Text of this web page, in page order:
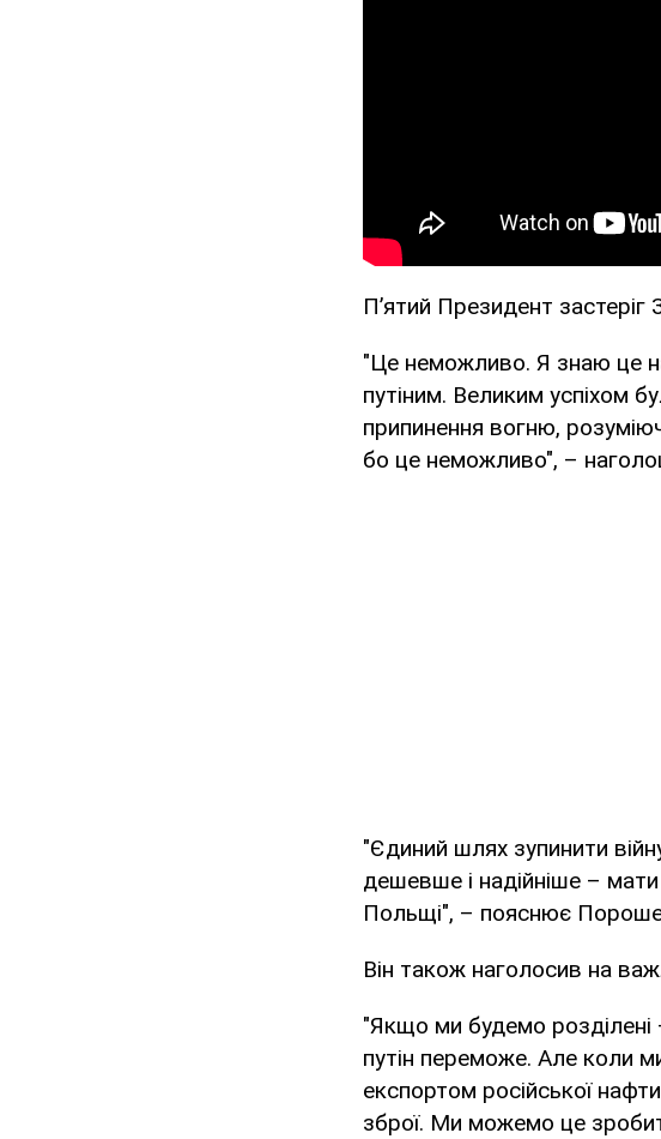
Пʼятий Президент застеріг
"Це неможливо. Я знаю це
путіним. Великим успіхом
припинення вогню,
бо це неможливо", –
"Єдиний шлях зупинити
дешевше і надійніше –
Польщі", – пояснює
Він також наголосив на
"Якщо ми будемо
путін переможе. Але коли
експортом російської
зброї. Ми можемо це